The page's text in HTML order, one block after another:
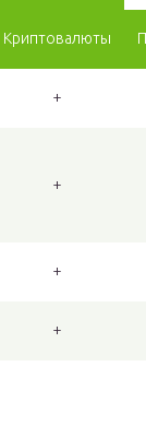
Криптовалюты
+
+
+
+